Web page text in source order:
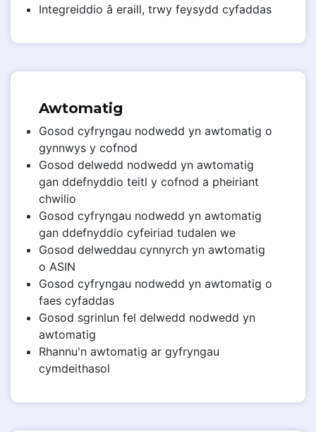
Integreiddio â eraill, trwy feysydd cyfaddas
Awtomatig
Gosod cyfryngau nodwedd yn awtomatig o
gynnwys y cofnod
Gosod delwedd nodwedd yn awtomatig
gan ddefnyddio teitl y cofnod a pheiriant
chwilio
Gosod cyfryngau nodwedd yn awtomatig
gan ddefnyddio cyfeiriad tudalen we
Gosod delweddau cynnyrch yn awtomatig
o ASIN
Gosod cyfryngau nodwedd yn awtomatig o
faes cyfaddas
Gosod sgrinlun fel delwedd nodwedd yn
awtomatig
Rhannu'n awtomatig ar gyfryngau
cymdeithasol